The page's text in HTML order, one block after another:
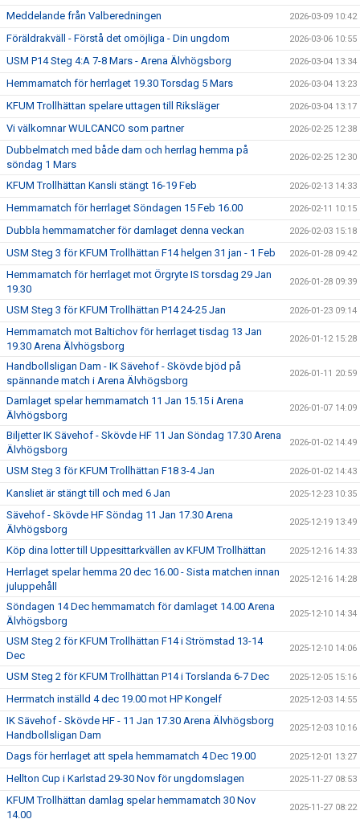
Meddelande från Valberedningen 2026-03-09 10:42
Föräldrakväll - Förstå det omöjliga - Din ungdom 2026-03-06 10:55
USM P14 Steg 4:A 7-8 Mars - Arena Älvhögsborg 2026-03-04 13:34
Hemmamatch för herrlaget 19.30 Torsdag 5 Mars 2026-03-04 13:23
KFUM Trollhättan spelare uttagen till Riksläger 2026-03-04 13:17
Vi välkomnar WULCANCO som partner 2026-02-25 12:38
Dubbelmatch med både dam och herrlag hemma på
söndag 1 Mars
2026-02-25 12:30
KFUM Trollhättan Kansli stängt 16-19 Feb 2026-02-13 14:33
Hemmamatch för herrlaget Söndagen 15 Feb 16.00 2026-02-11 10:15
Dubbla hemmamatcher för damlaget denna veckan 2026-02-03 15:18
USM Steg 3 för KFUM Trollhättan F14 helgen 31 jan - 1 Feb 2026-01-28 09:42
Hemmamatch för herrlaget mot Örgryte IS torsdag 29 Jan
19.30
2026-01-28 09:39
USM Steg 3 för KFUM Trollhättan P14 24-25 Jan 2026-01-23 09:14
Hemmamatch mot Baltichov för herrlaget tisdag 13 Jan
19.30 Arena Älvhögsborg
2026-01-12 15:28
Handbollsligan Dam - IK Sävehof - Skövde bjöd på
spännande match i Arena Älvhögsborg
2026-01-11 20:59
Damlaget spelar hemmamatch 11 Jan 15.15 i Arena
Älvhögsborg
2026-01-07 14:09
Biljetter IK Sävehof - Skövde HF 11 Jan Söndag 17.30 Arena
Älvhögsborg
2026-01-02 14:49
USM Steg 3 för KFUM Trollhättan F18 3-4 Jan 2026-01-02 14:43
Kansliet är stängt till och med 6 Jan 2025-12-23 10:35
Sävehof - Skövde HF Söndag 11 Jan 17.30 Arena
Älvhögsborg
2025-12-19 13:49
Köp dina lotter till Uppesittarkvällen av KFUM Trollhättan 2025-12-16 14:33
Herrlaget spelar hemma 20 dec 16.00 - Sista matchen innan
juluppehåll
2025-12-16 14:28
Söndagen 14 Dec hemmamatch för damlaget 14.00 Arena
Älvhögsborg
2025-12-10 14:34
USM Steg 2 för KFUM Trollhättan F14 i Strömstad 13-14
Dec
2025-12-10 14:06
USM Steg 2 för KFUM Trollhättan P14 i Torslanda 6-7 Dec 2025-12-05 15:16
Herrmatch inställd 4 dec 19.00 mot HP Kongelf 2025-12-03 14:55
IK Sävehof - Skövde HF - 11 Jan 17.30 Arena Älvhögsborg
Handbollsligan Dam
2025-12-03 10:16
Dags för herrlaget att spela hemmamatch 4 Dec 19.00 2025-12-01 13:27
Hellton Cup i Karlstad 29-30 Nov för ungdomslagen 2025-11-27 08:53
KFUM Trollhättan damlag spelar hemmamatch 30 Nov
14.00
2025-11-27 08:22